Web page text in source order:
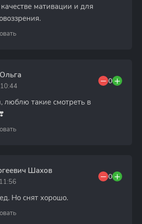
мативации и для
0
люблю такие смотреть в
Шахов
0
Но снят хорошо.